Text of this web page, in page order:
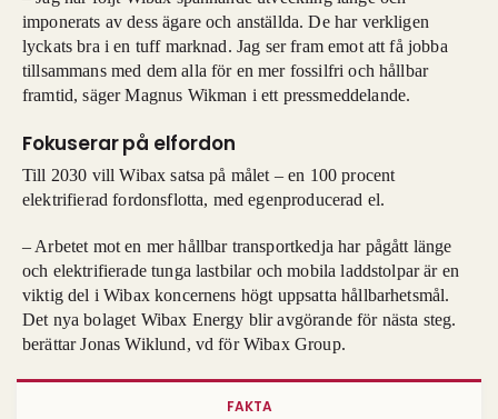
imponerats av dess ägare och anställda. De har verkligen
lyckats bra i en tuff marknad. Jag ser fram emot att få jobba
tillsammans med dem alla för en mer fossilfri och hållbar
framtid, säger Magnus Wikman i ett pressmeddelande.
Fokuserar på elfordon
Till 2030 vill Wibax satsa på målet – en 100 procent
elektrifierad fordonsflotta, med egenproducerad el.
– Arbetet mot en mer hållbar transportkedja har pågått länge
och elektrifierade tunga lastbilar och mobila laddstolpar är en
viktig del i Wibax koncernens högt uppsatta hållbarhetsmål.
Det nya bolaget Wibax Energy blir avgörande för nästa steg.
berättar Jonas Wiklund, vd för Wibax Group.
FAKTA